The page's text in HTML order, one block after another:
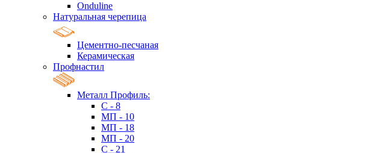
Onduline
Натуральная черепица
Цементно-песчаная
Керамическая
Профнастил
Металл Профиль:
C - 8
МП - 10
МП - 18
МП - 20
C - 21